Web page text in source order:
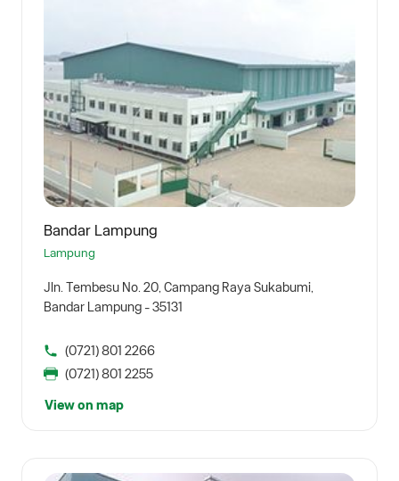
Bandar Lampung
Lampung
Jln. Tembesu No. 20, Campang Raya Sukabumi,
Bandar Lampung - 35131
(0721) 801 2266
(0721) 801 2255
View on map